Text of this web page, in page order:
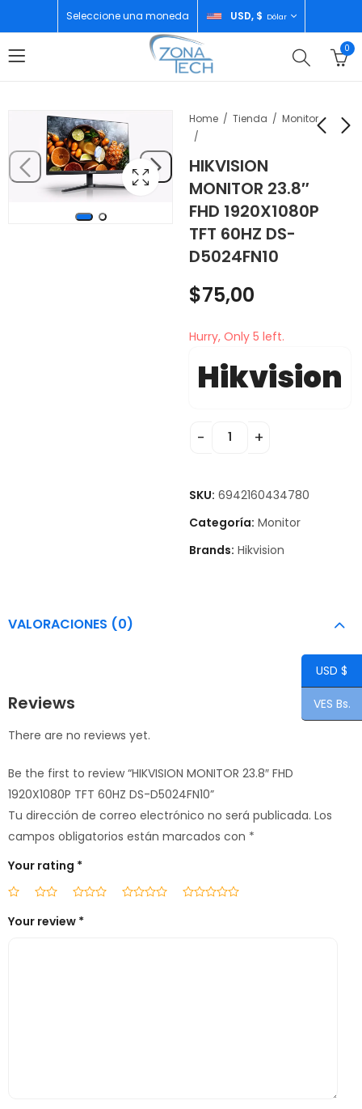
Seleccione una moneda USD, $ Dólar
0
Home Tienda Monitor
HIKVISION
MONITOR 23.8″
FHD 1920X1080P
TFT 60HZ DS-
D5024FN10
50" CRYSTAL
UN50DU7200
$500,00
PLAYSTATION PS4
COLORES VARIOS
$35,00
$75,00
Hurry, Only 5 left.
Hikvision
SKU: 6942160434780
Categoría: Monitor
Brands: Hikvision
VALORACIONES (0)
Reviews
There are no reviews yet.
Be the first to review “HIKVISION MONITOR 23.8″ FHD
1920X1080P TFT 60HZ DS-D5024FN10”
Tu dirección de correo electrónico no será publicada. Los
campos obligatorios están marcados con *
Your rating *
Your review *
USD $
VES Bs.